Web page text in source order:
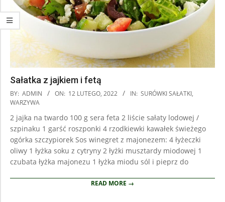
Sałatka z jajkiem i fetą
2022-
02-
12
BY: ADMIN ON: 12 LUTEGO, 2022 IN: SURÓWKI SAŁATKI,
WARZYWA
2 jajka na twardo 100 g sera feta 2 liście sałaty lodowej /
szpinaku 1 garść roszponki 4 rzodkiewki kawałek świeżego
ogórka szczypiorek Sos winegret z majonezem: 4 łyżeczki
oliwy 1 łyżka soku z cytryny 2 łyżki musztardy miodowej 1
czubata łyżka majonezu 1 łyżka miodu sól i pieprz do
READ MORE →